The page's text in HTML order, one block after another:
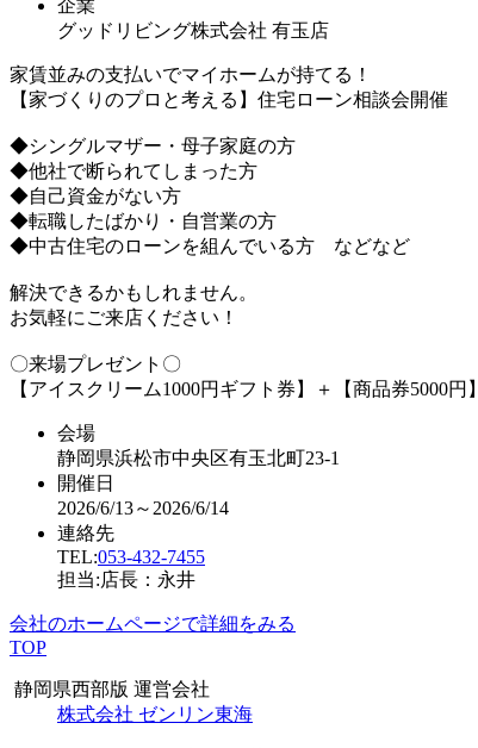
企業
グッドリビング株式会社 有玉店
家賃並みの支払いでマイホームが持てる！
【家づくりのプロと考える】住宅ローン相談会開催
◆シングルマザー・母子家庭の方
◆他社で断られてしまった方
◆自己資金がない方
◆転職したばかり・自営業の方
◆中古住宅のローンを組んでいる方 などなど
解決できるかもしれません。
お気軽にご来店ください！
〇来場プレゼント〇
【アイスクリーム1000円ギフト券】＋【商品券5000円】
会場
静岡県浜松市中央区有玉北町23-1
開催日
2026/6/13～2026/6/14
連絡先
TEL:053-432-7455
担当:店長：永井
会社のホームページで詳細をみる
TOP
静岡県西部版 運営会社
株式会社 ゼンリン東海